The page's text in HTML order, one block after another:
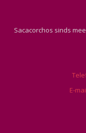
Sacacorchos sinds
E-